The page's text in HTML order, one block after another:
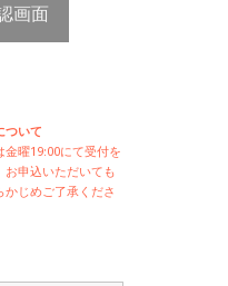
画面
ついて
金曜19:00にて受付を
申込いただいても
じめご了承くださ